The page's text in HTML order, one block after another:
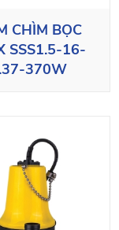
CHÌM BỌC
SSS1.5-16-
370W